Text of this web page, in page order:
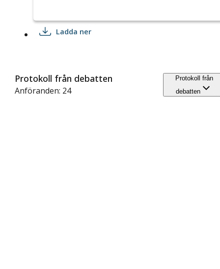
Ladda ner
Protokoll från debatten
Anföranden: 24
Protokoll från
debatten